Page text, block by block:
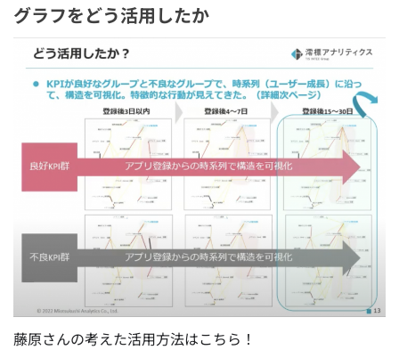
グラフをどう活用したか
藤原さんの考えた活用方法はこちら！